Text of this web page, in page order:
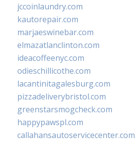
jccoinlaundry.com
kautorepair.com
marjaeswinebar.com
elmazatlanclinton.com
ideacoffeenyc.com
odieschillicothe.com
lacantinitagalesburg.com
pizzadeliverybristol.com
greenstarsmogcheck.com
happypawspl.com
callahansautoservicecenter.com